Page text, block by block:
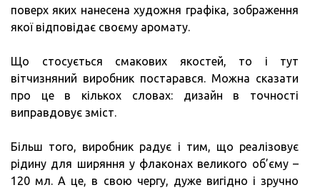
поверх яких нанесена художня графіка, зображення
якої відповідає своєму аромату.
Що стосується смакових якостей, то і тут
вітчизняний виробник постарався. Можна сказати
про це в кількох словах: дизайн в точності
виправдовує зміст.
Більш того, виробник радує і тим, що реалізовує
рідину для ширяння у флаконах великого об’єму –
120 мл. А це, в свою чергу, дуже вигідно і зручно